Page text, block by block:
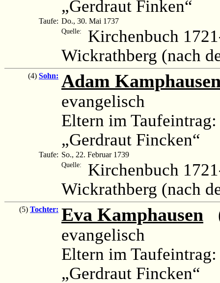
„Gerdraut Finken“
Taufe: Do., 30. Mai 1737
Quelle:
Kirchenbuch
Wickrathberg (nach
(4) Sohn: Adam
evangelisch
Eltern im Taufeintrag:
„Gerdraut Fincken“
Taufe: So., 22. Februar 1739
Quelle:
Kirchenbuch
Wickrathberg (nach
(5) Tochter: Eva Kamphausen
evangelisch
Eltern im Taufeintrag:
„Gerdraut Fincken“